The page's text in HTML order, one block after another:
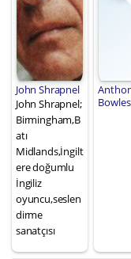
John Shrapnel
John Shrapnel;
Birmingham,B
atı
Midlands,İngilt
ere doğumlu
İngiliz
oyuncu,seslen
dirme
sanatçısı
Bowles